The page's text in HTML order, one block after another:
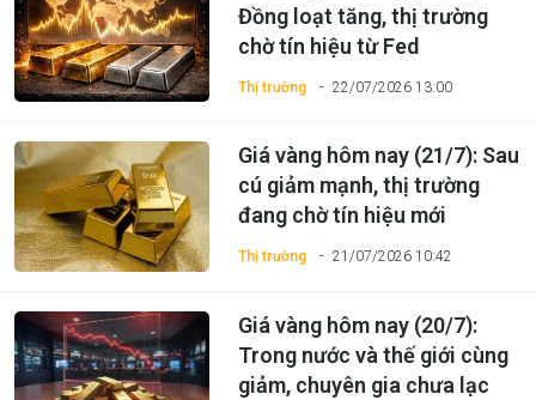
Thị trường 22/07/2026 13:00
Đồng loạt tăng, thị trường
chờ tín hiệu từ Fed
Thị trường 21/07/2026 10:42
Giá vàng hôm nay (21/7): Sau
cú giảm mạnh, thị trường
đang chờ tín hiệu mới
Giá vàng hôm nay (20/7):
Trong nước và thế giới cùng
giảm, chuyên gia chưa lạc